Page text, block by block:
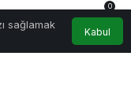
2 Haziran 2026,
sağlamak
Kabul
Bildirimler
0